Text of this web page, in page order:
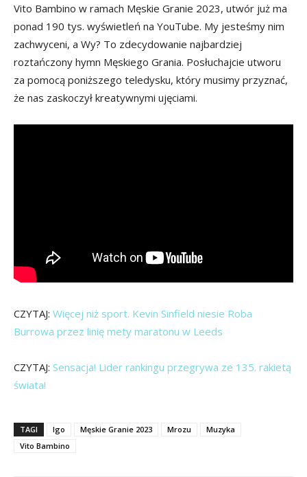
Vito Bambino w ramach Męskie Granie 2023, utwór już ma
ponad 190 tys. wyświetleń na YouTube. My jesteśmy nim
zachwyceni, a Wy? To zdecydowanie najbardziej
roztańczony hymn Męskiego Grania. Posłuchajcie utworu
za pomocą poniższego teledysku, który musimy przyznać,
że nas zaskoczył kreatywnymi ujęciami.
CZYTAJ: Więcej niż sport. Kevin Sinfield niesie Roba
Burrowa przez linię mety maratonu w Leeds
CZYTAJ: Sensacja! Lider rankingu przegrywa ze 135. rakietą
świata!
TAGI Igo Męskie Granie 2023 Mrozu
Muzyka
Vito Bambino